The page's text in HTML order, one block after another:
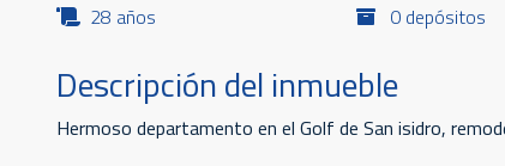
28 años
0 depósitos
Descripción del inmueble
Hermoso departamento en el Golf de San isidro,